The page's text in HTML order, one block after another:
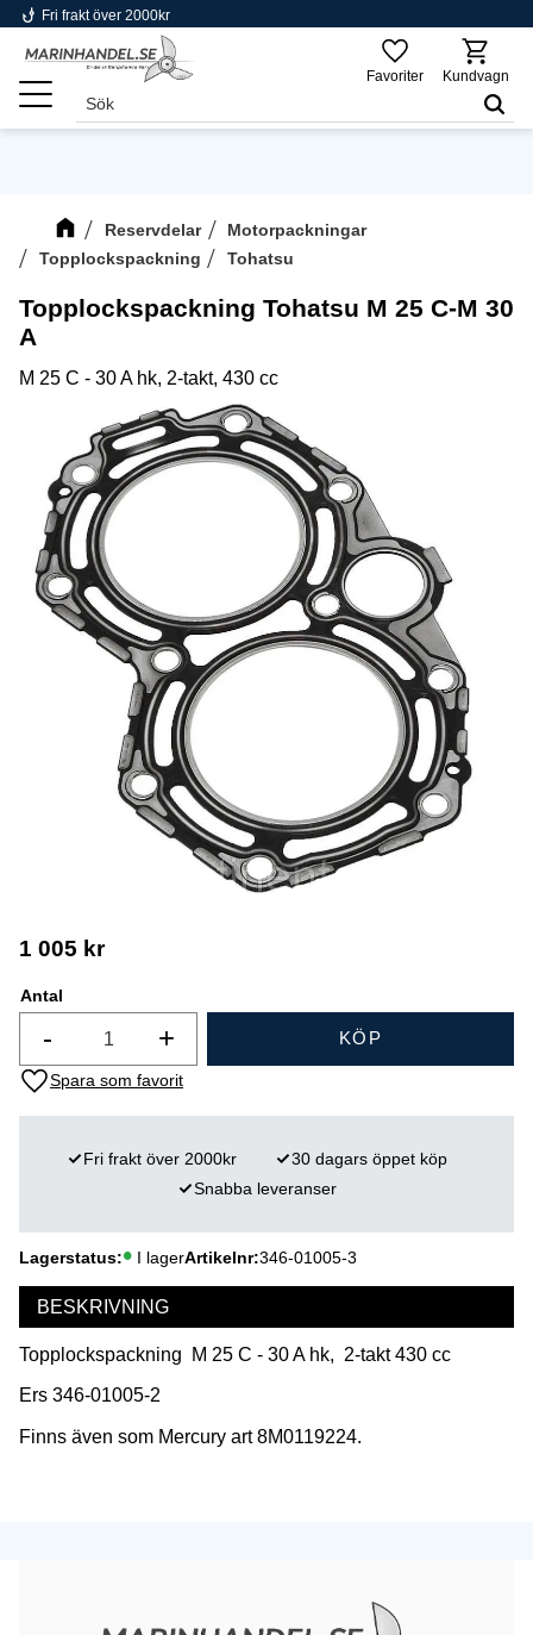
Meny
phishing Fri frakt över 2000kr
Favoriter Kundvagn
Reservdelar
Motorpackningar
Topplockspackning
Tohatsu
Topplockspackning Tohatsu M 25 C-M 30
A
M 25 C - 30 A hk, 2-takt, 430 cc
1 005 kr
Antal
+
- KÖP
Lägg till i favoriter
Lagerstatus I lagerArtikelnr 346-01005-3
Fri frakt över 2000kr
30 dagars öppet köp
Snabba leveranser
BESKRIVNING
Topplockspackning M 25 C - 30 A hk, 2-takt 430 cc
Ers 346-01005-2
Finns även som Mercury art 8M0119224.